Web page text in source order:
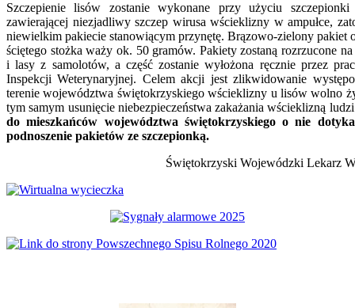
Szczepienie lisów zostanie wykonane przy użyciu szczepionki
zawierającej niezjadliwy szczep wirusa wścieklizny w ampułce,
niewielkim pakiecie stanowiącym przynętę. Brązowo-zielony pakiet
ściętego stożka waży ok. 50 gramów. Pakiety zostaną rozrzucone na
i lasy z samolotów, a część zostanie wyłożona ręcznie przez
Inspekcji Weterynaryjnej. Celem akcji jest zlikwidowanie
terenie województwa świętokrzyskiego wścieklizny u lisów wolno
tym samym usunięcie niebezpieczeństwa zakażania wścieklizną
do mieszkańców województwa świętokrzyskiego o nie
podnoszenie pakietów ze szczepionką.
Świętokrzyski Wojewódzki Lekarz